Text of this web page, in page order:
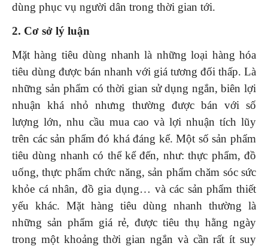
dùng phục vụ người dân trong thời gian tới.
2. Cơ sở lý luận
Mặt hàng tiêu dùng nhanh là những loại hàng hóa
tiêu dùng được bán nhanh với giá tương đối thấp. Là
những sản phẩm có thời gian sử dụng ngắn, biên lợi
nhuận khá nhỏ nhưng thường được bán với số
lượng lớn, nhu cầu mua cao và lợi nhuận tích lũy
trên các sản phẩm đó khá đáng kể. Một số sản phẩm
tiêu dùng nhanh có thể kể đến, như: thực phẩm, đồ
uống, thực phẩm chức năng, sản phẩm chăm sóc sức
khỏe cá nhân, đồ gia dụng… và các sản phẩm thiết
yếu khác. Mặt hàng tiêu dùng nhanh thường là
những sản phẩm giá rẻ, được tiêu thụ hằng ngày
trong một khoảng thời gian ngắn và cần rất ít suy